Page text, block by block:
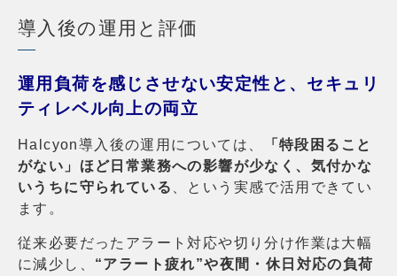
導入後の運用と評価
運用負荷を感じさせない安定性と、セキュリ
ティレベル向上の両立
Halcyon導入後の運用については、
「特段困ること
がない」ほど日常業務への影響が少なく、 気付かな
いうちに守られている
、という実感で活用できてい
ます。
従来必要だったアラート対応や切り分け作業は大幅
に減少し、 “アラート疲れ”や夜間・休日対応の負荷